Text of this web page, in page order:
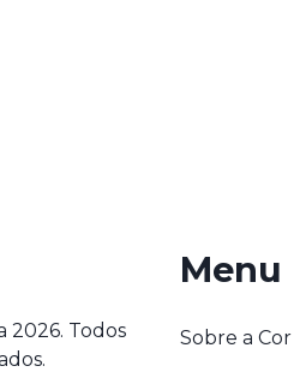
2026. Todos
Menu
Sobre a